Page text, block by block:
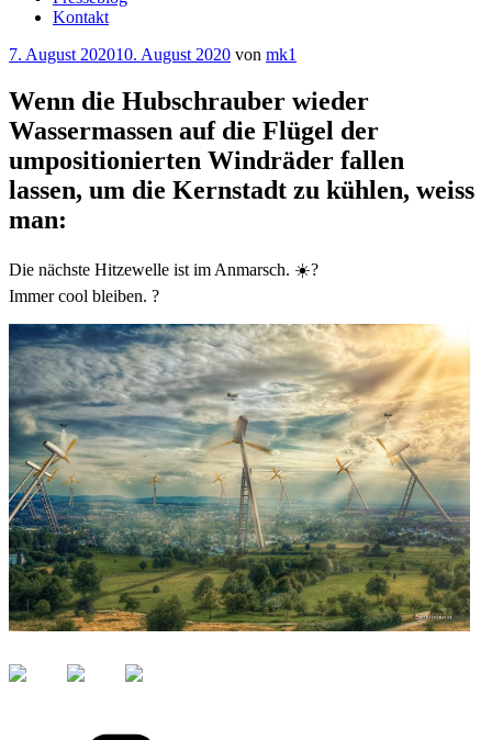
Kontakt
Veröffentlicht
7. August 202010. August 2020 von mk1
Wenn die Hubschrauber wieder
Wassermassen auf die Flügel der
umpositionierten Windräder fallen
lassen, um die Kernstadt zu kühlen, weiss
man:
Die nächste Hitzewelle ist im Anmarsch. ☀️?
Immer cool bleiben. ?